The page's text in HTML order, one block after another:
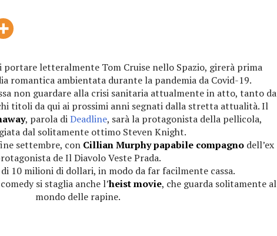
portare letteralmente Tom Cruise nello Spazio, girerà prima
romantica ambientata durante la pandemia da Covid-19.
non guardare alla crisi sanitaria attualmente in atto, tanto da
titoli da qui ai prossimi anni segnati dalla stretta attualità. Il
, parola diDeadline, sarà la protagonista della pellicola,
dal solitamente ottimo Steven Knight.
settembre, con Cillian Murphy papabile compagno dell’ex
de Il Diavolo Veste Prada.
10 milioni di dollari, in modo da far facilmente cassa.
si staglia anche l’heist movie, che guarda solitamente al
mondo delle rapine.